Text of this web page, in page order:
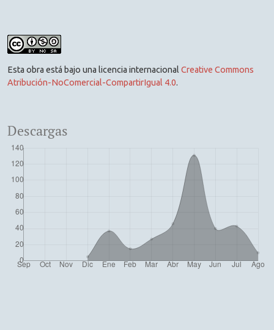
Esta obra está bajo una licencia internacional Creative Commons
Atribución-NoComercial-CompartirIgual 4.0.
Descargas